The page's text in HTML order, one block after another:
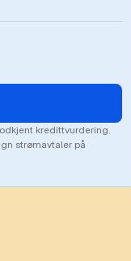
kredittvurdering.
strømavtaler på